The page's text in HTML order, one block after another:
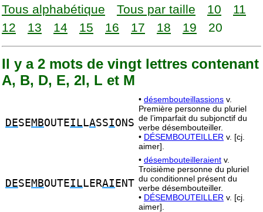
Tous alphabétique Tous par taille 10
11
12
13 14 15 16 17 18 19 20
Il y a 2 mots de vingt lettres contenant
A, B, D, E, 2I, L et M
DESEMBOUTEIL LASSIONS
• désembouteillassions v.
Première personne du pluriel
de l’imparfait du subjonctif du
verbe désembouteiller.
• DÉSEMBOUTEILLER v. [cj.
aimer].
DESEMBOUTEIL LERAI ENT
• désembouteilleraient v.
Troisième personne du pluriel
du conditionnel présent du
verbe désembouteiller.
• DÉSEMBOUTEILLER v. [cj.
aimer].